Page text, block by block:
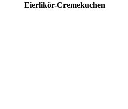
Eierlikör-Cremekuchen